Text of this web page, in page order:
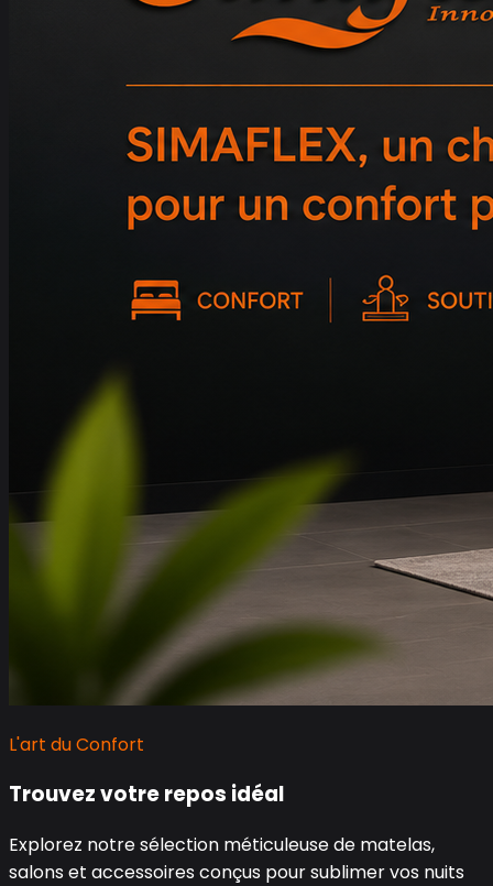
L'art du Confort
Trouvez votre repos idéal
Explorez notre sélection méticuleuse de matelas,
salons et accessoires conçus pour sublimer vos nuits